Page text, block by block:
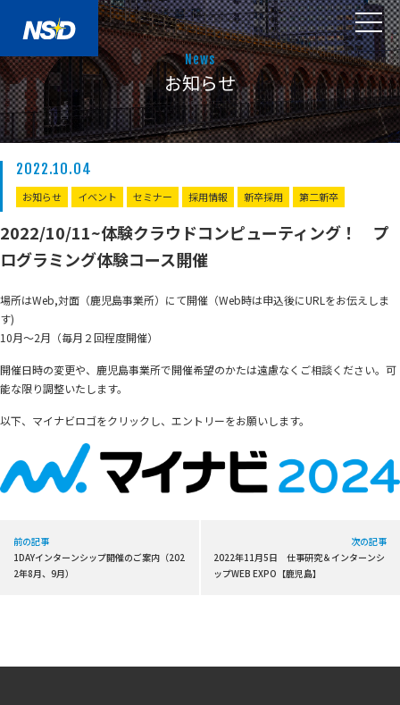
News
お知らせ
2022.10.04
お知らせ イベント セミナー 採用情報 新卒採用 第二新卒
2022/10/11~体験クラウドコンピューティング！ プ
ログラミング体験コース開催
場所はWeb,対面（鹿児島事業所）にて開催（Web時は申込後にURLをお伝えしま
す)
10月～2月（毎月２回程度開催）
開催日時の変更や、鹿児島事業所で開催希望のかたは遠慮なくご相談ください。可
能な限り調整いたします。
以下、マイナビロゴをクリックし、エントリーをお願いします。
前の記事
1DAYインターンシップ開催のご案内（202
2年8月、9月）
次の記事
2022年11月5日 仕事研究＆インターンシ
ップWEB EXPO【鹿児島】